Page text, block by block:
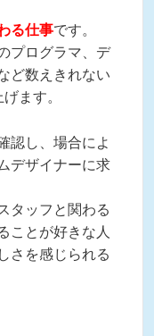
る仕事です。
プログラマ、デ
ど数えきれない
ます。
認し、場合によ
デザイナーに求
タッフと関わる
ことが好きな人
さを感じられる